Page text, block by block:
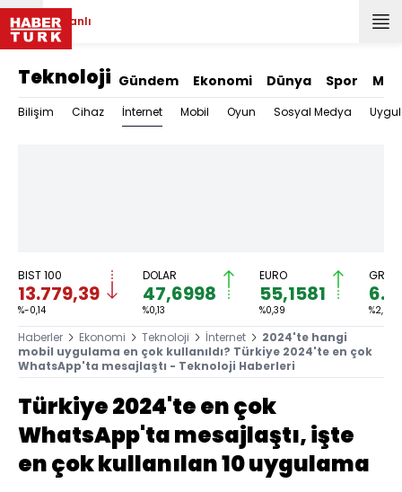
Canlı
Teknoloji Gündem Ekonomi Dünya Spor
Bilişim Cihaz İnternet Mobil Oyun Sosyal Medya
BIST 100
13.779,39
%-0,14
DOLAR
47,6998
%0,13
EURO
55,1581
%0,39 %2,59
Haberler Ekonomi Teknoloji İnternet
2024'te hangi
mobil uygulama en çok kullanıldı? Türkiye 2024'te en çok
WhatsApp'ta mesajlaştı - Teknoloji Haberleri
Türkiye 2024'te en çok
WhatsApp'ta mesajlaştı, işte
en çok kullanılan 10 uygulama